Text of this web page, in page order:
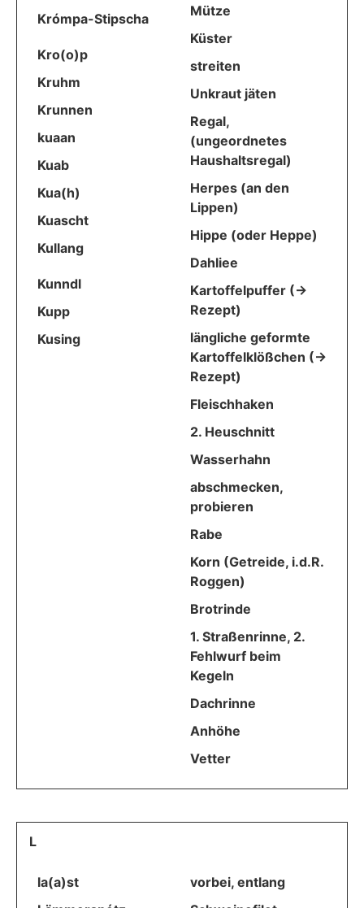
Krómpa-Stipscha
Kro(o)p
Kruhm
Krunnen
kuaan
Kuab
Kua(h)
Kuascht
Kullang
Kunndl
Kupp
Kusing
Mütze
Küster
streiten
Unkraut jäten
Regal,
(ungeordnetes
Haushaltsregal)
Herpes (an den
Lippen)
Hippe (oder Heppe)
Dahliee
Kartoffelpuffer (->
Rezept)
längliche geformte
Kartoffelklößchen (->
Rezept)
Fleischhaken
2. Heuschnitt
Wasserhahn
abschmecken,
probieren
Rabe
Korn (Getreide, i.d.R.
Roggen)
Brotrinde
1. Straßenrinne, 2.
Fehlwurf beim
Kegeln
Dachrinne
Anhöhe
Vetter
L
la(a)st
vorbei, entlang